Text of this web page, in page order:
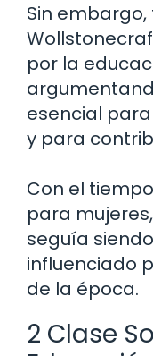
Sin
por la
esencial
y para
Con el
para
seguía
influenciado
de la época.
2 Clase